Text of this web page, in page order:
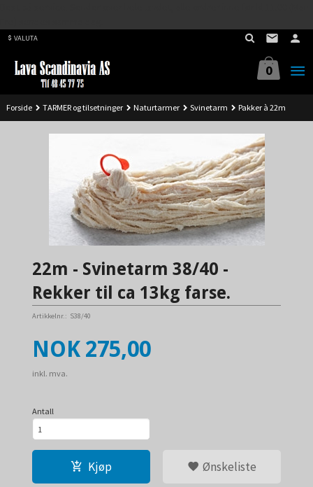
VALUTA
0
Forside TARMER og tilsetninger Naturtarmer Svinetarm Pakker à 22m
22m - Svinetarm 38/40 -
Rekker til ca 13kg farse.
Artikkelnr.: S38/40
Pris
NOK 275,00
inkl. mva.
Antall
Kjøp Ønskeliste